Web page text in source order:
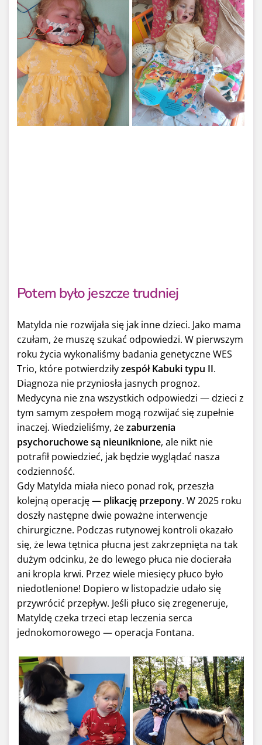
Potem było jeszcze trudniej
Matylda nie rozwijała się jak inne dzieci. Jako mama
czułam, że muszę szukać odpowiedzi. W pierwszym
roku życia wykonaliśmy badania genetyczne WES
Trio, które potwierdziłyzespół Kabuki typu II.
Diagnoza nie przyniosła jasnych prognoz.
Medycyna nie zna wszystkich odpowiedzi — dzieci z
tym samym zespołem mogą rozwijać się zupełnie
inaczej. Wiedzieliśmy, żezaburzenia
psychoruchowe są nieuniknione, ale nikt nie
potrafił powiedzieć, jak będzie wyglądać nasza
codzienność.
Gdy Matylda miała nieco ponad rok, przeszła
kolejną operację — plikację przepony. W 2025 roku
doszły następne dwie poważne interwencje
chirurgiczne. Podczas rutynowej kontroli okazało
się, że lewa tętnica płucna jest zakrzepnięta na tak
dużym odcinku, że do lewego płuca nie docierała
ani kropla krwi. Przez wiele miesięcy płuco było
niedotlenione! Dopiero w listopadzie udało się
przywrócić przepływ. Jeśli płuco się zregeneruje,
Matyldę czeka trzeci etap leczenia serca
jednokomorowego — operacja Fontana.